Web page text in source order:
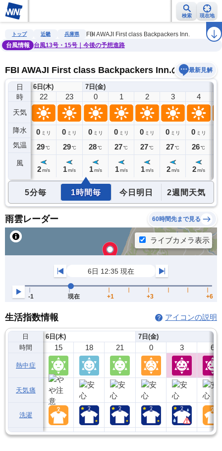
検索 現在地
雨雲レーダー 台風情報 地震情報 警報・注意報 2週間天気 ラ
トップ 近畿 兵庫県
FBI AWAJI First class Backpackers Inn.
台風情報
台風13号・15号｜今後の予想進路
FBI AWAJI First class Backpackers Inn.の天気予報
最新見解
日
時
天気
降水
気温
風
6日(木)
21
0ミリ
29℃
22
0 ミリ
29℃
2 m/s
23
0 ミリ
29 ℃
1m/s
7日(金)
0
0 ミリ
28℃
1 m/s
1
0 ミリ
27℃
1 m/s
2
0 ミリ
27℃
1 m/s
3
0 ミリ
27℃
2 m/s
4
0 ミリ
26℃
2 m/s
5分毎 1時間毎 今日明日 2週間天気
雨雲レーダー 60時間先まで見る
生活指数情報 アイコンの説明
日
時間
熱中症
天気痛
洗濯
6日(木)
15 18 21
7日(金)
0 3 6